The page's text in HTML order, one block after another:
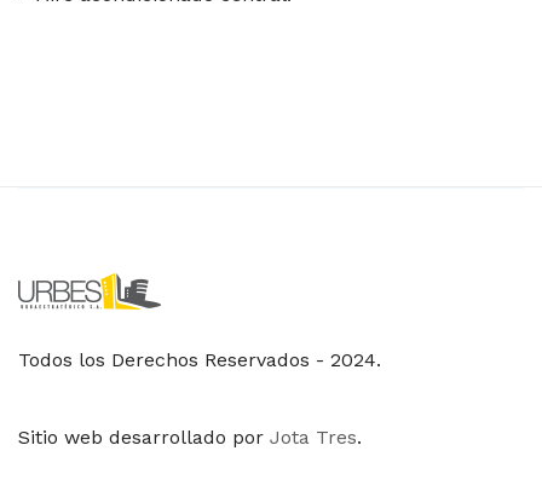
Todos los Derechos Reservados - 2024.
Sitio web desarrollado por Jota Tres.